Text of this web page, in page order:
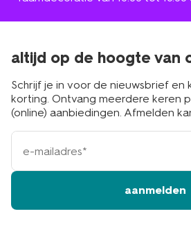
altijd op de hoogte van
Schrijf je in voor de nieuwsbrief en
korting. Ontvang meerdere keren
(online) aanbiedingen. Afmelden
e-
mailadres
aanmelden